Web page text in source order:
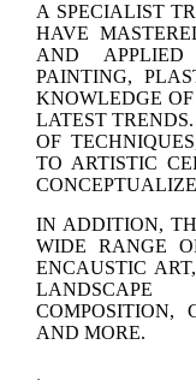
A SPECIALIST
HAVE
AND
PAINTING,
KNOWLEDGE
LATEST
OF
TO ARTISTIC
IN ADDITION,
WIDE RANGE
ENCAUSTIC
COMPOSITION,
AND MORE.
.